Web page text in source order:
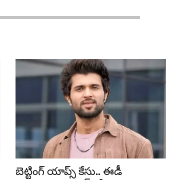
బెట్టింగ్ యాప్స్ కేసు.. ఈడీ